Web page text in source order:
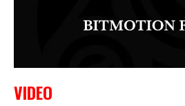
VIDEO